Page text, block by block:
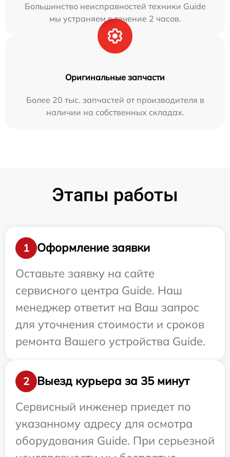
Большинство неисправностей техники Guide
мы устраняем в течение 2 часов.
Оригинальные запчасти
Более 20 тыс. запчастей от производителя в
наличии на собственных складах.
Этапы работы
1
Оформление заявки
Оставьте заявку на сайте
сервисного центра Guide. Наш
менеджер ответит на Ваш запрос
для уточнения стоимости и сроков
ремонта Вашего устройства Guide.
2
Выезд курьера за 35 минут
Сервисный инженер приедет по
указанному адресу для осмотра
оборудования Guide. При серьезной